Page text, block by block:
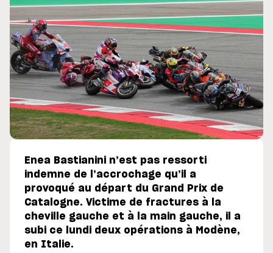
Enea Bastianini n’est pas ressorti
indemne de l’accrochage qu’il a
provoqué au départ du Grand Prix de
Catalogne. Victime de fractures à la
cheville gauche et à la main gauche, il a
subi ce lundi deux opérations à Modène,
en Italie.